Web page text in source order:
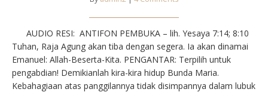
AUDIO RESI: ANTIFON PEMBUKA – lih. Yesaya 7:14; 8:10
Tuhan, Raja Agung akan tiba dengan segera. Ia akan dinamai
Emanuel: Allah-Beserta-Kita. PENGANTAR: Terpilih untuk
pengabdian! Demikianlah kira-kira hidup Bunda Maria.
Kebahagiaan atas panggilannya tidak disimpannya dalam lubuk